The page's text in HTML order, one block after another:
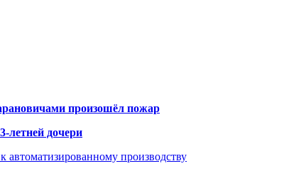
произошёл пожар
летней дочери
автоматизированному производству